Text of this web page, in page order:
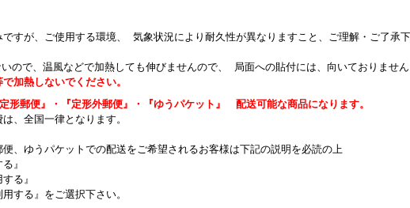
すが、ご使用する環境、 気象状況により耐久性が異なりますこと、ご理解・ご了承
ので、温風などで加熱しても伸びませんので、 局面への貼付には、向いておりません
加熱しないでください。
形郵便』・『定形外郵便』・『ゆうパケット』 配送可能な商品になります。
、全国一律となります。
、ゆうパケットでの配送をご希望されるお客様は下記の説明を必読の上
』
る』
する』をご選択下さい。